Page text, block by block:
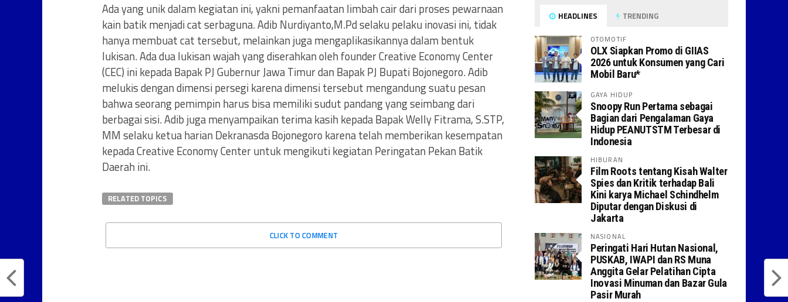
Ada yang unik dalam kegiatan ini, yakni pemanfaatan limbah cair dari proses pewarnaan
kain batik menjadi cat serbaguna. Adib Nurdiyanto,M.Pd selaku pelaku inovasi ini, tidak
hanya membuat cat tersebut, melainkan juga mengaplikasikannya dalam bentuk
lukisan. Ada dua lukisan wajah yang diserahkan oleh founder Creative Economy Center
(CEC) ini kepada Bapak PJ Gubernur Jawa Timur dan Bapak PJ Bupati Bojonegoro. Adib
melukis dengan dimensi persegi karena dimensi tersebut mengandung suatu pesan
bahwa seorang pemimpin harus bisa memiliki sudut pandang yang seimbang dari
berbagai sisi. Adib juga menyampaikan terima kasih kepada Bapak Welly Fitrama, S.STP,
MM selaku ketua harian Dekranasda Bojonegoro karena telah memberikan kesempatan
kepada Creative Economy Center untuk mengikuti kegiatan Peringatan Pekan Batik
Daerah ini.
RELATED TOPICS
CLICK TO COMMENT
HEADLINES TRENDING
OTOMOTIF
OLX Siapkan Promo di GIIAS
2026 untuk Konsumen yang Cari
Mobil Baru*
GAYA HIDUP
Snoopy Run Pertama sebagai
Bagian dari Pengalaman Gaya
Hidup PEANUTSTM Terbesar di
Indonesia
HIBURAN
Film Roots tentang Kisah Walter
Spies dan Kritik terhadap Bali
Kini karya Michael Schindhelm
Diputar dengan Diskusi di
Jakarta
NASIONAL
Peringati Hari Hutan Nasional,
PUSKAB, IWAPI dan RS Muna
Anggita Gelar Pelatihan Cipta
Inovasi Minuman dan Bazar Gula
Pasir Murah